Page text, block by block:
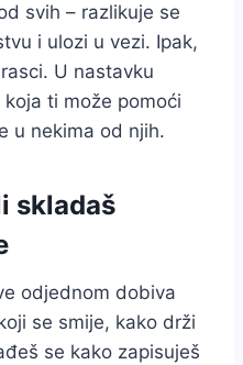
svih – razlikuje se
i ulozi u vezi. Ipak,
U nastavku
ti može pomoći
u nekima od njih.
skladaš
odjednom dobiva
se smije, kako drži
se kako zapisuješ